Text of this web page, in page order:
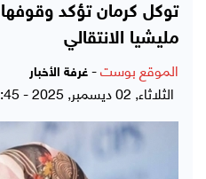
توكل كرمان تؤكد
مليشيا الانتقالي
الموقع بوست- غرفة الأخبار
الثلاثاء, 02 ديسمبر, 2025 - 06:45 مساءً